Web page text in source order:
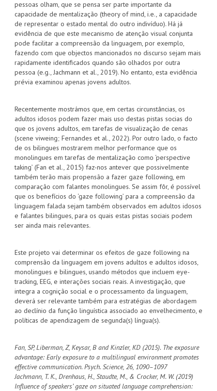
pessoas olham, que se pensa ser parte importante da
capacidade de mentalização (theory of mind, i.e., a capacidade
de representar o estado mental do outro indivíduo). Há já
evidência de que este mecanismo de atenção visual conjunta
pode facilitar a compreensão da linguagem, por exemplo,
fazendo com que objectos mancionados no discurso sejam mais
rapidamente identificados quando são olhados por outra
pessoa (e.g., Jachmann et al., 2019). No entanto, esta evidência
prévia examinou apenas jovens adultos.
Recentemente mostrámos que, em certas circunstâncias, os
adultos idosos podem fazer mais uso destas pistas socias do
que os jovens adultos, em tarefas de visualização de cenas
(scene viweing; Fernandes et al., 2022). Por outro lado, o facto
de os bilingues mostrarem melhor performance que os
monolingues em tarefas de mentalização como ‘perspective
taking’ (Fan et al., 2015) faz-nos antever que possivelmente
também terão mais propensão a fazer gaze following, em
comparação com falantes monolingues. Se assim fôr, é possível
que os benefícios do ‘gaze following’ para a compreensão da
linguagem falada sejam também observados em adultos idosos
e falantes bilingues, para os quais estas pistas sociais podem
ser ainda mais relevantes.
Este projeto vai determinar os efeitos de gaze following na
comprensão da linguagem em jovens adultos e adultos idosos,
monolingues e bilingues, usando métodos que incluem eye-
tracking, EEG, e interações sociais reais. A investigação, que
integra a cognição social e o processamento da linguagem,
deverá ser relevante também para estratégias de abordagem
ao declínio da função linguística associado ao envelhecimento, e
políticas de apendizagem de segunda(s) língua(s).
Fan, SP, Liberman, Z, Keysar, B and Kinzler, KD (2015). The exposure
advantage: Early exposure to a multilingual environment promotes
effective communication. Psych. Science, 26, 1090–1097
Jachmann, T. K., Drenhaus, H., Staudte, M., & Crocker, M. W. (2019)
Influence of speakers’ gaze on situated language comprehension: